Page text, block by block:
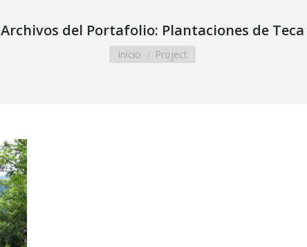
Archivos del Portafolio: Plantaciones de Teca
Estás aquí:
Inicio Project